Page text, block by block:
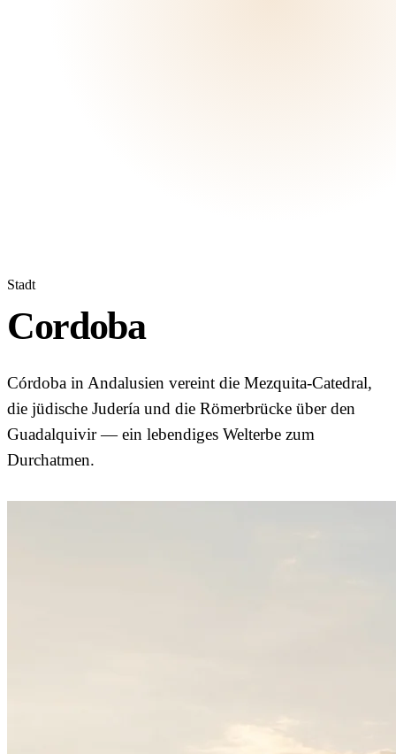
Stadt
Cordoba
Córdoba in Andalusien vereint die Mezquita-Catedral,
die jüdische Judería und die Römerbrücke über den
Guadalquivir — ein lebendiges Welterbe zum
Durchatmen.